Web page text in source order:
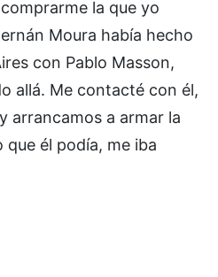
la que yo
Moura había hecho
con Pablo Masson,
allá. Me contacté con él,
arrancamos a armar la
él podía, me iba